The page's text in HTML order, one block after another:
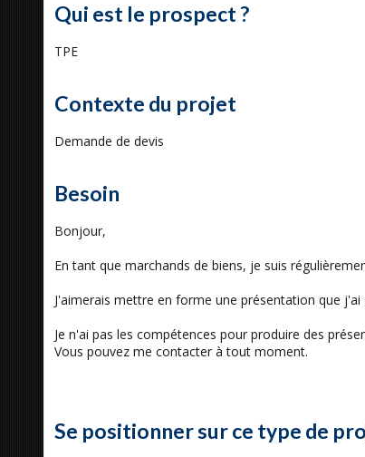
Qui est le prospect ?
TPE
Contexte du projet
Demande de devis
Besoin
Bonjour,
En tant que marchands de biens, je suis
J'aimerais mettre en forme une présentation que
Je n'ai pas les compétences pour produire des
Vous pouvez me contacter à tout moment.
Se positionner sur ce type de